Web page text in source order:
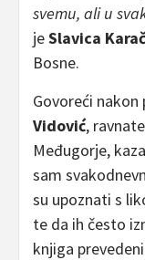
svemu, ali u
jeSlavica
Bosne.
Govoreći
Vidović,
Međugorje,
sam
su upoznati s
te da ih često
knjiga